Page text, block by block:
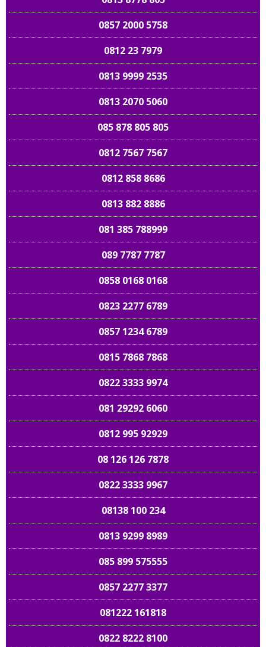
0857 2000 5758
0812 23 7979
0813 9999 2535
0813 2070 5060
085 878 805 805
0812 7567 7567
0812 858 8686
0813 882 8886
081 385 788999
089 7787 7787
0858 0168 0168
0823 2277 6789
0857 1234 6789
0815 7868 7868
0822 3333 9974
081 29292 6060
0812 995 92929
08 126 126 7878
0822 3333 9967
08138 100 234
0813 9299 8989
085 899 575555
0857 2277 3377
081222 161818
0822 8222 8100